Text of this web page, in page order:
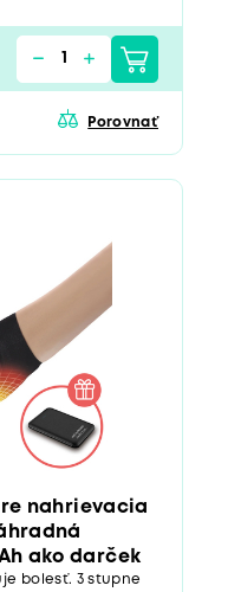
Porovnať
nahrievacia
ako darček
bolesť. 3 stupne